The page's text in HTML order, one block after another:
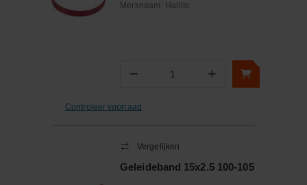
Merknaam: Hallite
− Aantal +
Controleer voorraad
Vergelijken
Geleideband 15x2.5 100-105